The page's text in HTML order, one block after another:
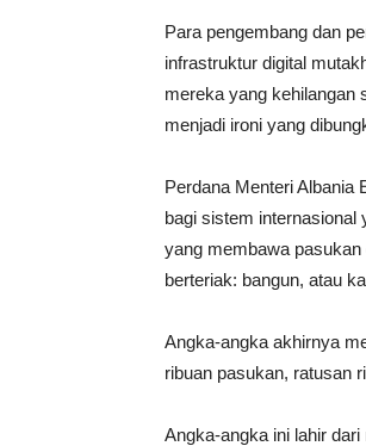
Para pengembang dan
infrastruktur digital
mereka yang kehilangan
menjadi ironi yang
Perdana Menteri Albania
bagi sistem internasional
yang membawa
berteriak: bangun, atau
Angka-angka akhirnya
ribuan pasukan, ratusan
Angka-angka ini lahir